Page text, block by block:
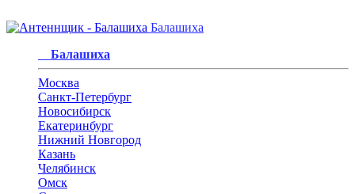
Балашиха
Балашиха
Москва
Санкт-Петербург
Новосибирск
Екатеринбург
Нижний Новгород
Казань
Челябинск
Омск